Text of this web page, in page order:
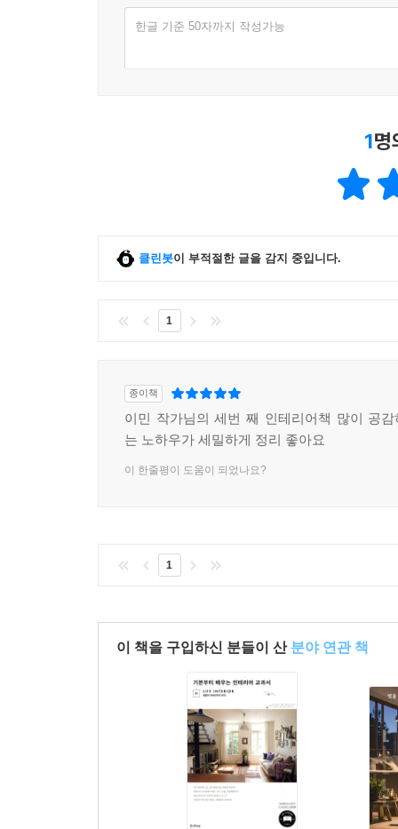
한글 기준 50자까지 작성가능
1명
클린봇이 부적절한 글을 감지 중입니다.
1
종이책
이민 작가님의 세번 째 인테리어책 많이 공
는 노하우가 세밀하게 정리 좋아요
이 한줄평이 도움이 되었나요?
1
이 책을 구입하신 분들이 산 분야 연관 책